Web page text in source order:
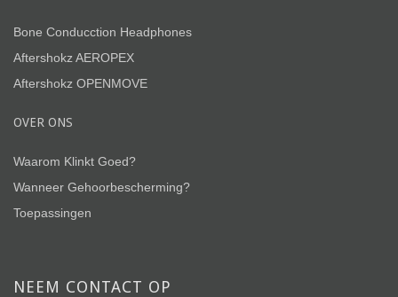
Bone Conducction Headphones
Aftershokz AEROPEX
Aftershokz OPENMOVE
OVER ONS
Waarom Klinkt Goed?
Wanneer Gehoorbescherming?
Toepassingen
NEEM CONTACT OP